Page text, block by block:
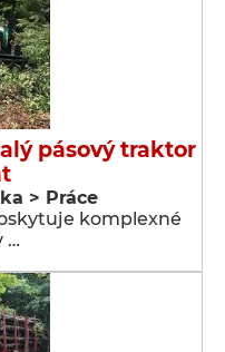
pásový traktor
> Práce
komplexné
…